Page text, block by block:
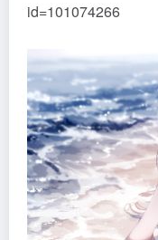
id=101074266